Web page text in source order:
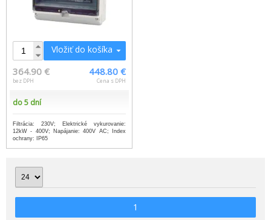
Vložiť do košíka
364.90 €
bez DPH
448.80 €
Cena s DPH
do 5 dní
Filtrácia: 230V; Elektrické vykurovanie:
12kW - 400V; Napájanie: 400V AC; Index
ochrany: IP65
1